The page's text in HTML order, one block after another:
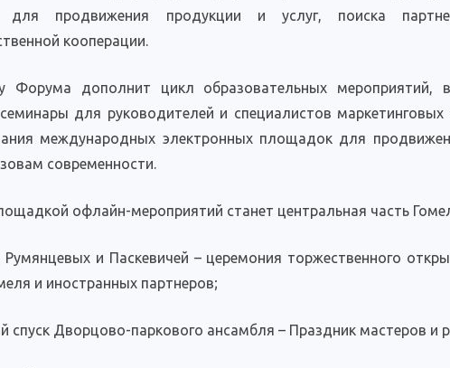
для продвижения продукции и услуг, поиска
кооперации.
Форума дополнит цикл образовательных мероприятий,
для руководителей и специалистов
международных электронных площадок для
современности.
офлайн-мероприятий станет центральная часть
и Паскевичей – церемония торжественного
и иностранных партнеров;
спуск Дворцово-паркового ансамбля – Праздник мастеров и